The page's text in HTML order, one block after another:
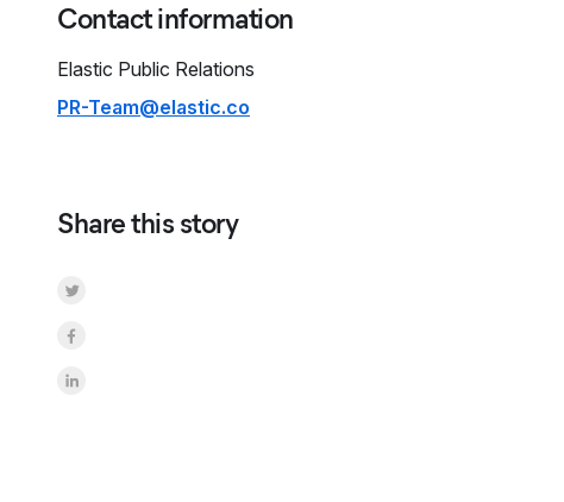
Contact information
Elastic Public Relations
PR-Team@elastic.co
Share this story
Share on Twitter
Share on Facebook
Share on LinkedInr